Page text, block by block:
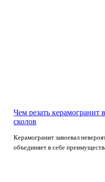
Чем резать керамогранит
сколов
Керамогранит завоевал
объединяет в себе